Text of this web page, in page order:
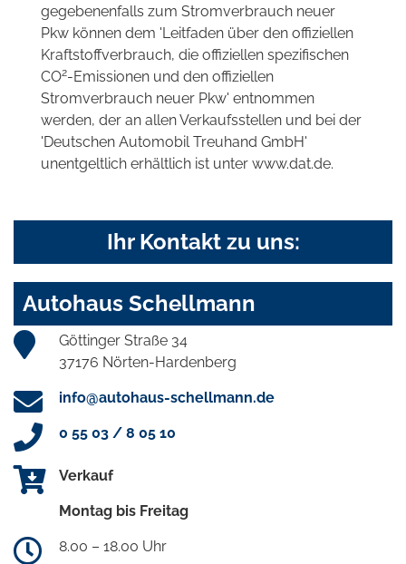
gegebenenfalls zum Stromverbrauch neuer
Pkw können dem 'Leitfaden über den offiziellen
Kraftstoffverbrauch, die offiziellen spezifischen
CO2-Emissionen und den offiziellen
Stromverbrauch neuer Pkw' entnommen
werden, der an allen Verkaufsstellen und bei der
'Deutschen Automobil Treuhand GmbH'
unentgeltlich erhältlich ist unter www.dat.de.
Ihr Kontakt zu uns:
Autohaus Schellmann
Göttinger Straße 34
37176 Nörten-Hardenberg
info@autohaus-schellmann.de
0 55 03 / 8 05 10
Verkauf
Montag bis Freitag
8.00 – 18.00 Uhr